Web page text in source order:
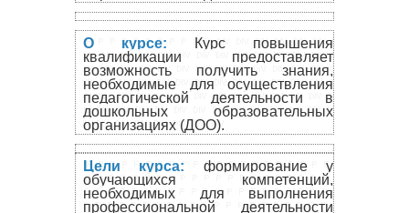
О курсе:
Курс повышения
квалификации предоставляет
возможность получить знания,
необходимые для осуществления
педагогической деятельности в
дошкольных образовательных
организациях (ДОО).
Цели курса:
формирование у
обучающихся компетенций,
необходимых для выполнения
профессиональной деятельности